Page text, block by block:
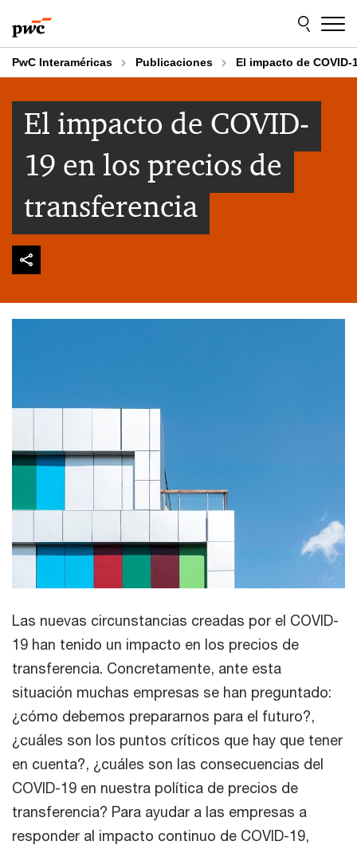
to
content
to
footer
PwC Interaméricas Publicaciones El impacto de
El impacto de COVID-
19 en los precios de
transferencia
Las nuevas circunstancias creadas por el COVID-
19 han tenido un impacto en los precios de
transferencia. Concretamente, ante esta
situación muchas empresas se han preguntado:
¿cómo debemos prepararnos para el futuro?,
¿cuáles son los puntos críticos que hay que tener
en cuenta?, ¿cuáles son las consecuencias del
COVID-19 en nuestra política de precios de
transferencia? Para ayudar a las empresas a
responder al impacto continuo de COVID-19,